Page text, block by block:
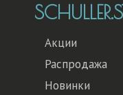
Акции
Распродажа
Новинки